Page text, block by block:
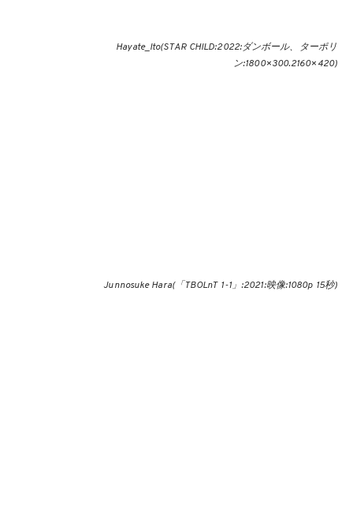
Hayate_Ito(STAR CHILD:2022:ダンボール、ターポリ
ン:1800×300.2160×420)
Junnosuke Hara(「TBOLnT 1-1」:2021:映像:1080p 15秒)